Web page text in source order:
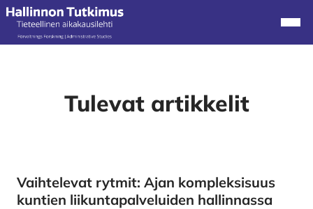
Alkuun
Tulevat artikkelit
Vaihtelevat rytmit: Ajan kompleksisuus
kuntien liikuntapalveluiden hallinnassa